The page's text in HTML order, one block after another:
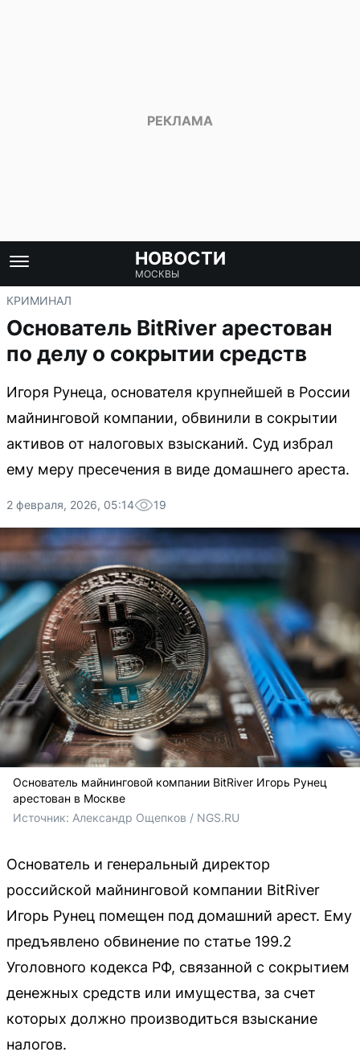
НОВОСТИ
МОСКВЫ
КРИМИНАЛ
Основатель BitRiver арестован
по делу о сокрытии средств
Игоря Рунеца, основателя крупнейшей в России
майнинговой компании, обвинили в сокрытии
активов от налоговых взысканий. Суд избрал
ему меру пресечения в виде домашнего ареста.
2 февраля, 2026, 05:14 19
Основатель майнинговой компании BitRiver Игорь Рунец
арестован в Москве
Источник: Александр Ощепков / NGS.RU
Основатель и генеральный директор
российской майнинговой компании BitRiver
Игорь Рунец помещен под домашний арест. Ему
предъявлено обвинение по статье 199.2
Уголовного кодекса РФ, связанной с сокрытием
денежных средств или имущества, за счет
которых должно производиться взыскание
налогов.